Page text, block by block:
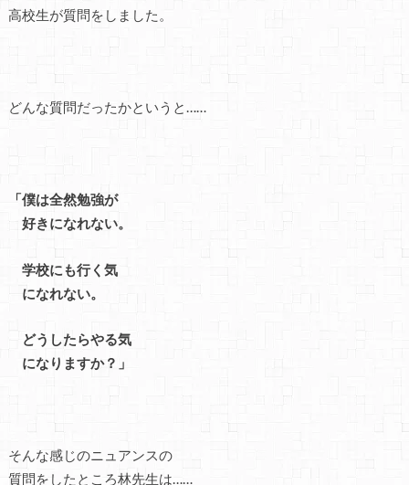
高校生が質問をしました。
どんな質問だったかというと……
「僕は全然勉強が
好きになれない。
学校にも行く気
になれない。
どうしたらやる気
になりますか？」
そんな感じのニュアンスの
質問をしたところ林先生は……